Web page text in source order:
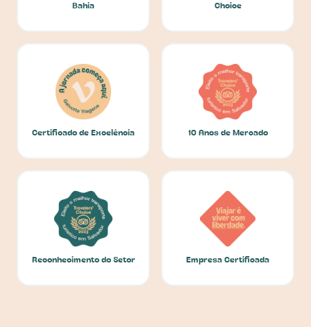
Bahia
Choice
Certificado de Excelência 10 Anos de Mercado
Reconhecimento do Setor Empresa Certificada